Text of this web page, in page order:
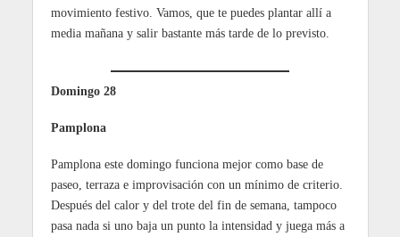
movimiento festivo. Vamos, que te puedes plantar allí a
media mañana y salir bastante más tarde de lo previsto.
Domingo 28
Pamplona
Pamplona este domingo funciona mejor como base de
paseo, terraza e improvisación con un mínimo de criterio.
Después del calor y del trote del fin de semana, tampoco
pasa nada si uno baja un punto la intensidad y juega más a